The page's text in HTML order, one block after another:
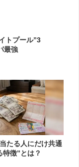
トプール”3
最強
たる人にだけ共通
特徴”とは？